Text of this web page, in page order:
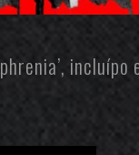
incluípo